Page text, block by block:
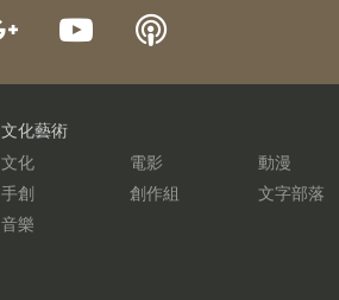
文化藝術
文化
電影
動漫
手創
創作組
文字部落
音樂